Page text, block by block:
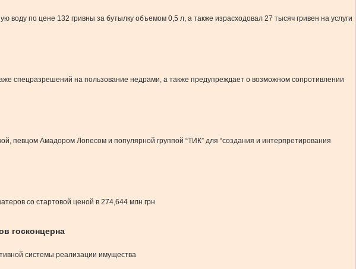
по цене 132 гривны за бутылку объемом 0,5 л, а также израсходовал 27 тысяч гривен на услуги
спецразрешений на пользование недрами, а также предупреждает о возможном сопротивлении
певцом Амадором Лопесом и популярной группой “ТИК” для “создания и интерпретирования
со стартовой ценой в 274,644 млн грн
госконцерна
системы реализации имущества